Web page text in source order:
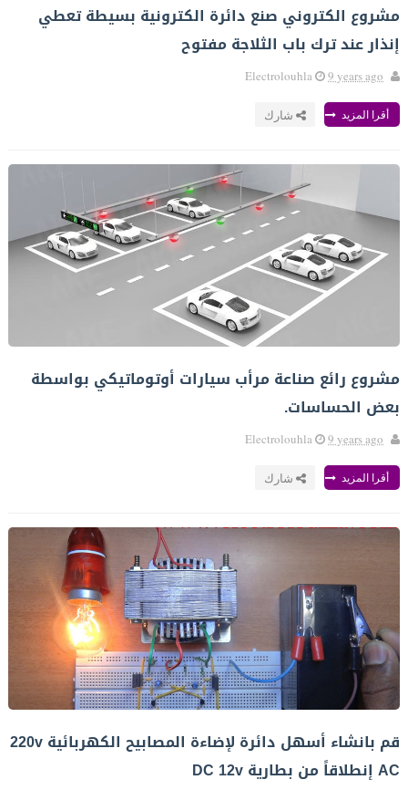
مشروع الكتروني صنع دائرة الكترونية بسيطة تعطي
إنذار عند ترك باب الثلاجة مفتوح
Electrolouhla 9 years ago
أقرا المزيد شارك
مشروع رائع صناعة مرأب سيارات أوتوماتيكي بواسطة
بعض الحساسات.
Electrolouhla 9 years ago
أقرا المزيد شارك
قم بانشاء أسهل دائرة لإضاءة المصابيح الكهربائية 220v
AC إنطلاقاً من بطارية DC 12v